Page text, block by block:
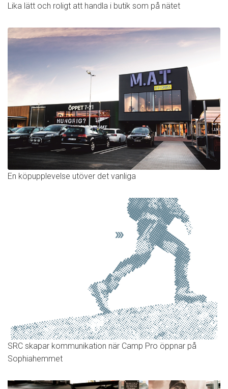
Lika lätt och roligt att handla i butik som på nätet
En köpupplevelse utöver det vanliga
SRC skapar kommunikation när Camp Pro öppnar på
Sophiahemmet